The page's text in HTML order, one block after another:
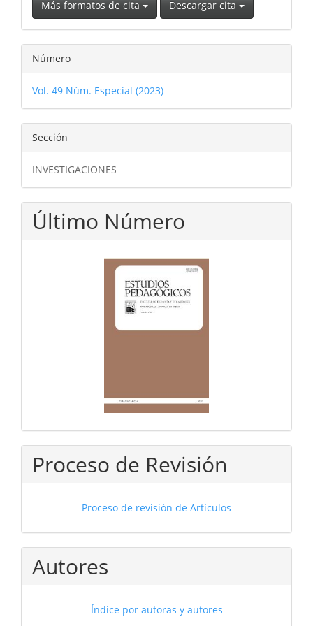
Más formatos de cita Descargar cita
Número
Vol. 49 Núm. Especial (2023)
Sección
INVESTIGACIONES
Último Número
Proceso de Revisión
Proceso de revisión de Artículos
Autores
Índice por autoras y autores